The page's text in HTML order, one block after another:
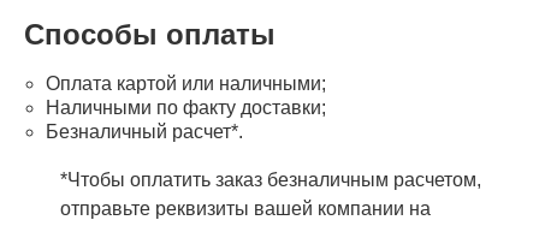
Способы оплаты
Оплата картой или наличными;
Наличными по факту доставки;
Безналичный расчет*.
*Чтобы оплатить заказ безналичным расчетом,
отправьте реквизиты вашей компании на